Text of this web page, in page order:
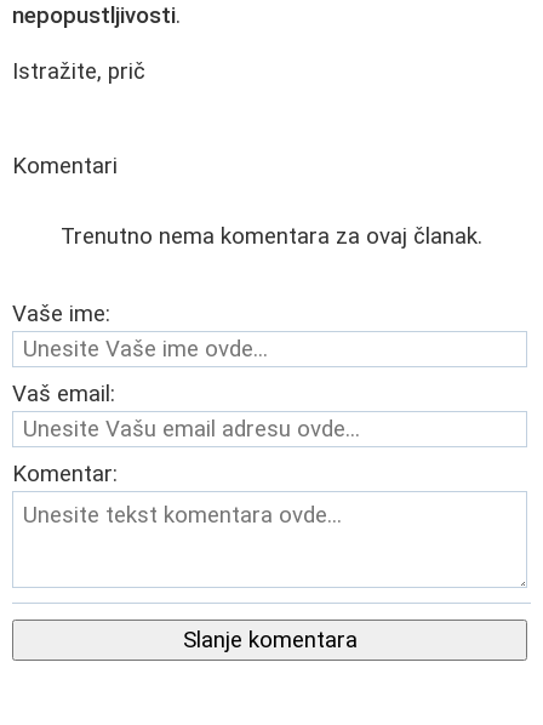
nepopustljivosti.
Istražite, prič
Komentari
Trenutno nema komentara za ovaj članak.
Vaše ime:
Vaš email:
Komentar:
Slanje komentara